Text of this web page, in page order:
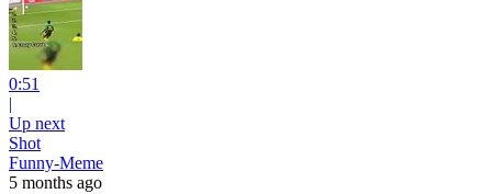
0:51
|
Up next
Shot
Funny-Meme
5 months ago